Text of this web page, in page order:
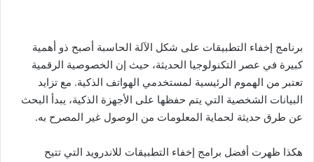
برنامج إخفاء التطبيقات على شكل الآلة الحاسبة أصبح ذو أهمية
كبيرة في عصر التكنولوجيا الحديثة، حيث إن الخصوصية الرقمية
تعتبر من الهموم الرئيسية لمستخدمي الهواتف الذكية. مع تزايد
البيانات الشخصية التي يتم حفظها على الأجهزة الذكية، يبدأ البحث
عن طرق حديثة لحماية المعلومات من الوصول غير المصرح به.
هكذا ظهرت أفضل برامج إخفاء التطبيقات للاندرويد التي تتيح